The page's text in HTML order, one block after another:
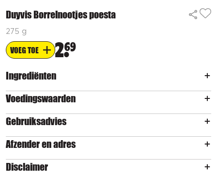
Duyvis Borrelnootjes poesta
275 g
VOEG TOE 269
Ingrediënten
Voedingswaarden
Gebruiksadvies
Afzender en adres
Disclaimer